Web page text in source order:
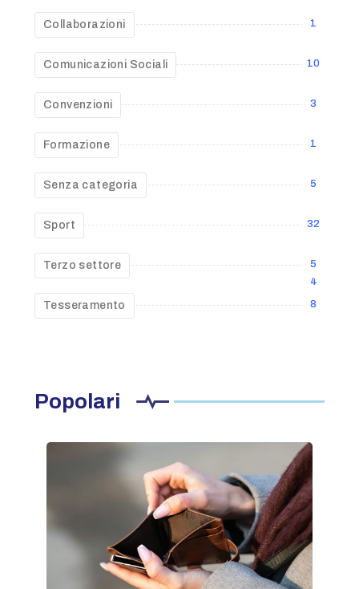
Collaborazioni 1
Comunicazioni Sociali 10
Convenzioni 3
Formazione 1
Senza categoria 5
Sport 32
Terzo settore
5
4
Tesseramento 8
Popolari